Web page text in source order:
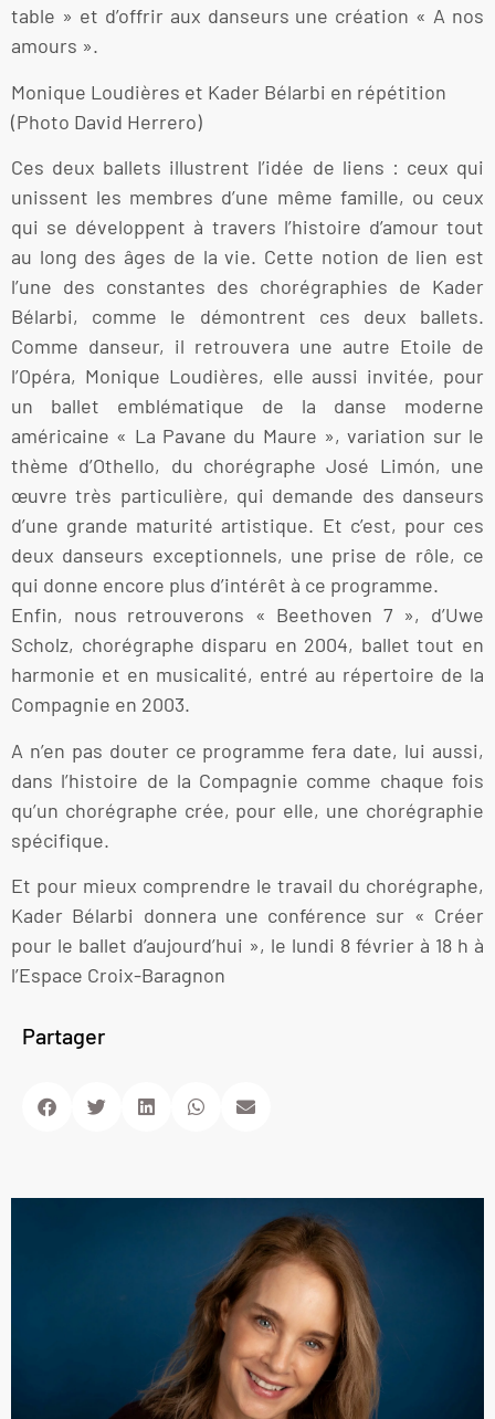
table » et d’offrir aux danseurs une création « A nos
amours ».
Monique Loudières et Kader Bélarbi en répétition
(Photo David Herrero)
Ces deux ballets illustrent l’idée de liens : ceux qui
unissent les membres d’une même famille, ou ceux
qui se développent à travers l’histoire d’amour tout
au long des âges de la vie. Cette notion de lien est
l’une des constantes des chorégraphies de Kader
Bélarbi, comme le démontrent ces deux ballets.
Comme danseur, il retrouvera une autre Etoile de
l’Opéra, Monique Loudières, elle aussi invitée, pour
un ballet emblématique de la danse moderne
américaine « La Pavane du Maure », variation sur le
thème d’Othello, du chorégraphe José Limón, une
œuvre très particulière, qui demande des danseurs
d’une grande maturité artistique. Et c’est, pour ces
deux danseurs exceptionnels, une prise de rôle, ce
qui donne encore plus d’intérêt à ce programme.
Enfin, nous retrouverons « Beethoven 7 », d’Uwe
Scholz, chorégraphe disparu en 2004, ballet tout en
harmonie et en musicalité, entré au répertoire de la
Compagnie en 2003.
A n’en pas douter ce programme fera date, lui aussi,
dans l’histoire de la Compagnie comme chaque fois
qu’un chorégraphe crée, pour elle, une chorégraphie
spécifique.
Et pour mieux comprendre le travail du chorégraphe,
Kader Bélarbi donnera une conférence sur « Créer
pour le ballet d’aujourd’hui », le lundi 8 février à 18 h à
l’Espace Croix-Baragnon
Partager